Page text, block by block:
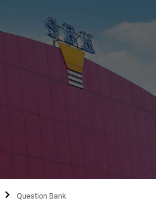
Question Bank